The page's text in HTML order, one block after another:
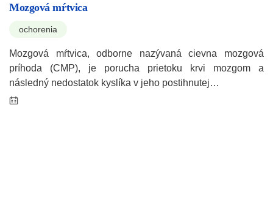
Mozgová mŕtvica
ochorenia
Mozgová mŕtvica, odborne nazývaná cievna mozgová
príhoda (CMP), je porucha prietoku krvi mozgom a
následný nedostatok kyslíka v jeho postihnutej…